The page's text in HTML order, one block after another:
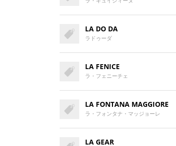
LA DO DA
ラドゥーダ
LA FENICE
ラ・フェニーチェ
LA FONTANA MAGGIORE
ラ・フォンタナ・マッジョーレ
LA GEAR